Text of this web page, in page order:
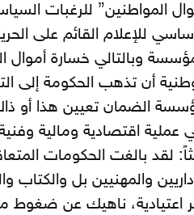
المواطنين” للرغبات
للإعلام القائم على
وبالتالي خسارة
أن تذهب الحكومة
الضمان تعيين هذا أو
عملية اقتصادية ومالية
لقد بالغت الحكومات
والمهنيين بل
اعتيادية، ناهيك عن ضغوط